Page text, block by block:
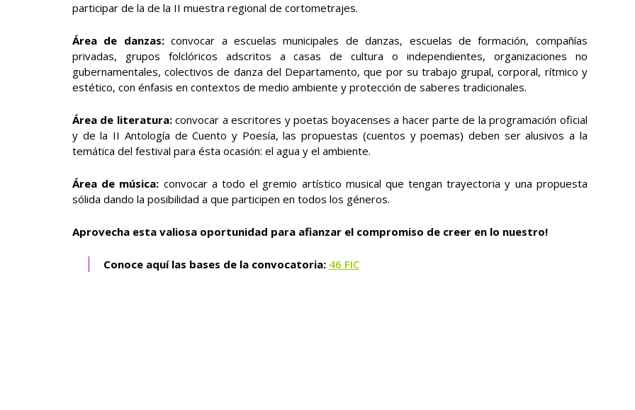
participar de la de la II muestra regional de cortometrajes.
Área de danzas:convocar a escuelas municipales de danzas, escuelas de formación, compañías
privadas, grupos folclóricos adscritos a casas de cultura o independientes, organizaciones no
gubernamentales, colectivos de danza del Departamento, que por su trabajo grupal, corporal, rítmico y
estético, con énfasis en contextos de medio ambiente y protección de saberes tradicionales.
Área de literatura:convocar a escritores y poetas boyacenses a hacer parte de la programación oficial
y de la II Antología de Cuento y Poesía, las propuestas (cuentos y poemas) deben ser alusivos a la
temática del festival para ésta ocasión: el agua y el ambiente.
Área de música: convocar a todo el gremio artístico musical que tengan trayectoria y una propuesta
sólida dando la posibilidad a que participen en todos los géneros.
Aprovecha esta valiosa oportunidad para afianzar el compromiso de creer en lo nuestro!
Conoce aquí las bases de la convocatoria: 46 FIC